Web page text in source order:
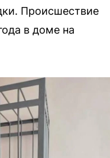
Происшествие
в доме на